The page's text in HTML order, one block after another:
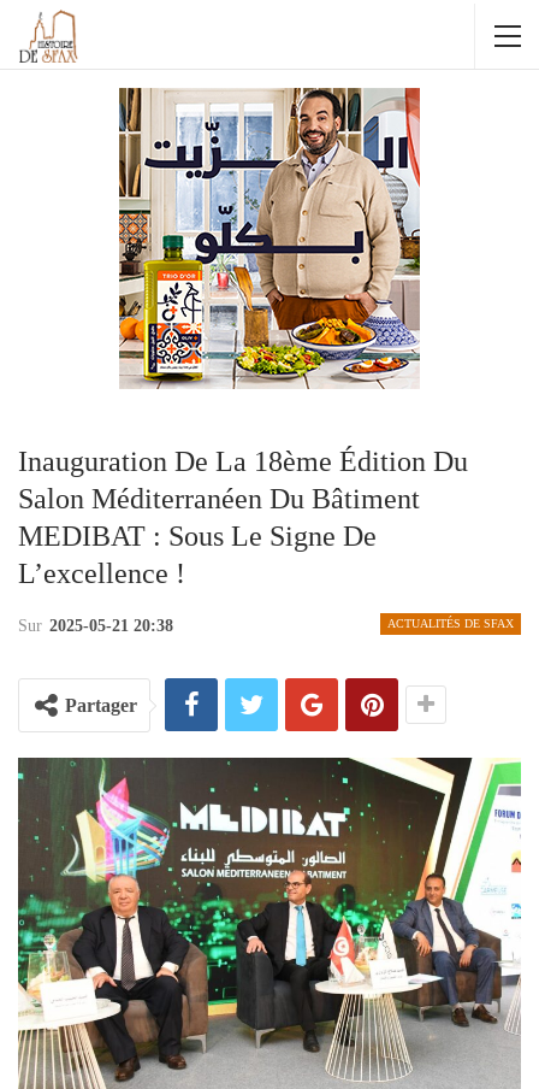
Inauguration De La 18ème Édition Du
Salon Méditerranéen Du Bâtiment
MEDIBAT : Sous Le Signe De
L’excellence !
ACTUALITÉS DE SFAX
Sur 2025-05-21 20:38
Partager